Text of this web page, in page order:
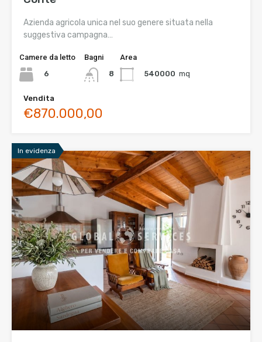
Azienda agricola unica nel suo genere situata nella
suggestiva campagna…
Camere da letto
6
Bagni
8
Area
540000 mq
Vendita
€870.000,00
In evidenza